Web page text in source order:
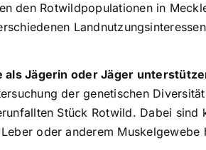
den Rotwildpopulationen in
als Jägerin oder Jäger
der genetischen
Stück Rotwild. Dabei sind
oder anderem Muskelgewebe